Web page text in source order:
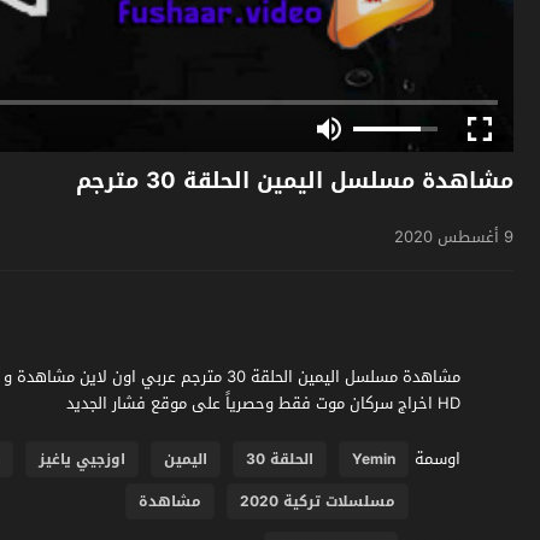
مشاهدة مسلسل اليمين الحلقة 30 مترجم
9 أغسطس 2020
HD اخراج سركان موت فقط وحصرياً على موقع فشار الجديد
اوسمة
Yemin الحلقة 30 اليمين اوزجيي ياغيز
مسلسلات تركية 2020
مشاهدة